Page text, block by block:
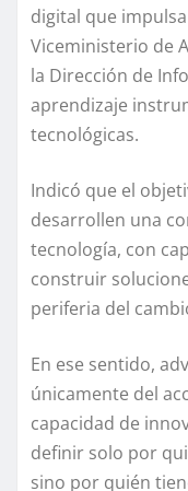
digital que
Viceministerio de
la Dirección de
aprendizaje
tecnológicas.
Indicó que el
desarrollen una
tecnología, con
construir
periferia del
En ese sentido,
únicamente del
capacidad de
definir solo por
sino por quién